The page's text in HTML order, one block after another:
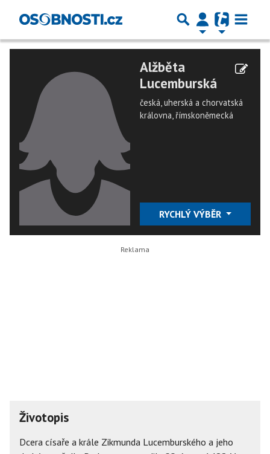
Alžběta
Lucemburská
česká, uherská a chorvatská
královna, římskoněmecká
RYCHLÝ VÝBĚR
Životopis
Dcera císaře a krále Zikmunda Lucemburského a jeho